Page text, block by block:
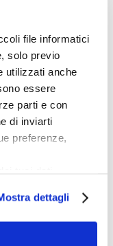
file informatici
solo previo
utilizzati anche
essere
parti e con
di inviarti
preferenze,
prendere visione
la
dettagli